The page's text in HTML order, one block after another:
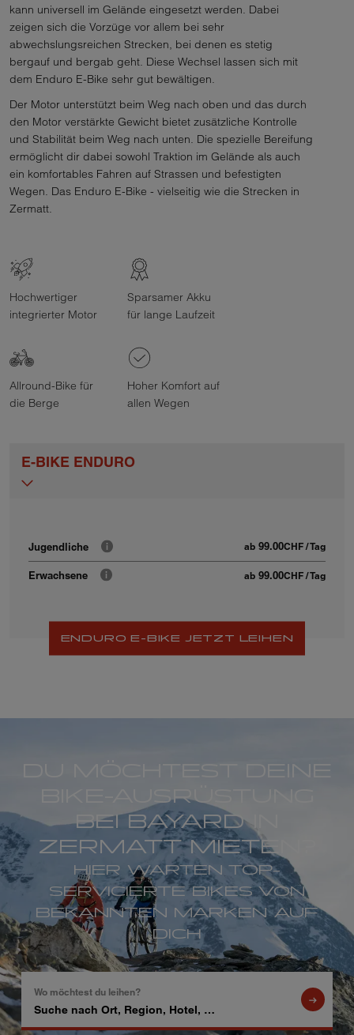
kann universell im Gelände eingesetzt werden. Dabei
zeigen sich die Vorzüge vor allem bei sehr
abwechslungsreichen Strecken, bei denen es stetig
bergauf und bergab geht. Diese Wechsel lassen sich mit
dem Enduro E-Bike sehr gut bewältigen.
Der Motor unterstützt beim Weg nach oben und das durch
den Motor verstärkte Gewicht bietet zusätzliche Kontrolle
und Stabilität beim Weg nach unten. Die spezielle Bereifung
ermöglicht dir dabei sowohl Traktion im Gelände als auch
ein komfortables Fahren auf Strassen und befestigten
Wegen. Das Enduro E-Bike - vielseitig wie die Strecken in
Zermatt.
Hochwertiger
integrierter Motor
Sparsamer Akku
für lange Laufzeit
Allround-Bike für
die Berge
Hoher Komfort auf
allen Wegen
E-BIKE ENDURO
Jugendliche ab 99.00CHF/ Tag
Erwachsene ab 99.00CHF / Tag
ENDURO E-BIKE JETZT LEIHEN
DU MÖCHTEST DEINE
BIKE-AUSRÜSTUNG
BEI BAYARD IN
ZERMATT MIETEN?
HIER WARTEN TOP-
SERVICIERTE BIKES VON
BEKANNTEN MARKEN AUF
DICH
Wo möchtest du leihen?
Suche
nach